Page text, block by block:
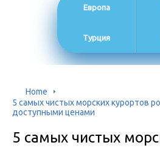
Европа
Турция
Home
5 самых чистых морских курортов
доступными ценами
5 самых чистых